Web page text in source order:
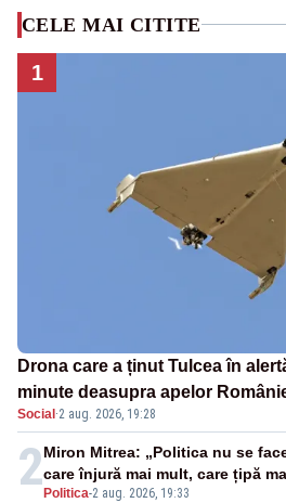
CELE MAI CITITE
1
Drona care a ținut Tulcea în
minute deasupra apelor
două F-16
Social ·2 aug. 2026, 19:28
2 Politica-2 aug. 2026, 19:33
Miron Mitrea: „Politica nu se
care înjură mai mult, care țipă